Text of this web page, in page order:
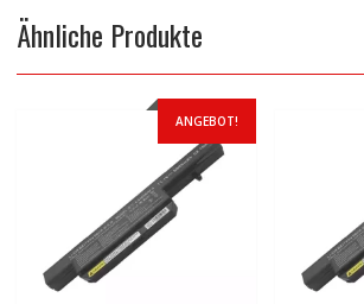
Ähnliche Produkte
ANGEBOT!